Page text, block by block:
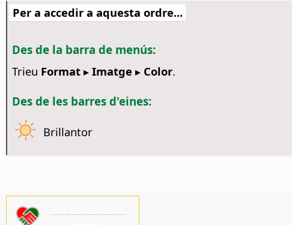
Per a accedir a aquesta ordre...
Des de la barra de menús:
Trieu Format ▸ Imatge ▸ Color.
Des de les barres d'eines:
Brillantor